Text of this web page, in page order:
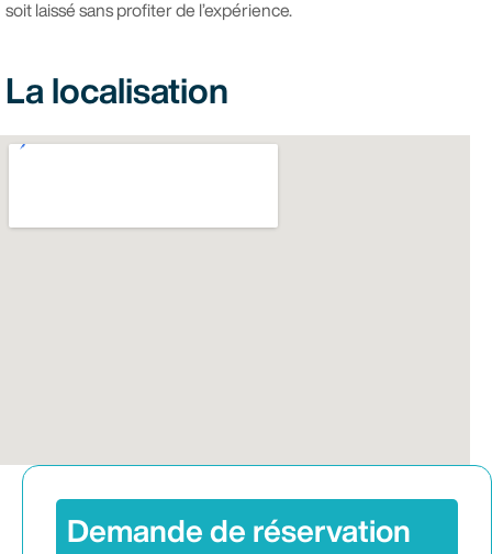
soit laissé sans profiter de l’expérience.
La localisation
Demande de réservation